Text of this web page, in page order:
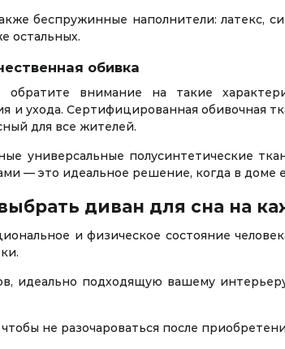
беспружинные наполнители: латекс,
остальных.
обивка
внимание на такие
и ухода. Сертифицированная обивочная
для все жителей.
универсальные полусинтетические
— это идеальное решение, когда в доме
диван для сна на
и физическое состояние
идеально подходящую вашему
не разочароваться после